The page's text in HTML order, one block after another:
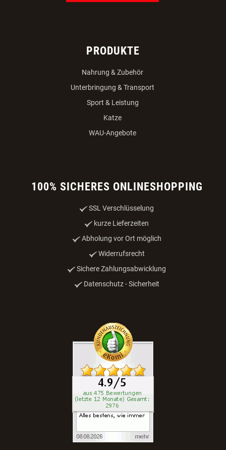
PRODUKTE
Nahrung & Zubehör
Unterbringung & Transport
Sport & Leistung
Katze
WAU-Angebote
100% SICHERES ONLINESHOPPING
SSL Verschlüsselung
kurze Lieferzeiten
Abholung vor Ort möglich
Widerrufsrecht
Sichere Zahlungsabwicklung
Datenschutz - Sicherheit